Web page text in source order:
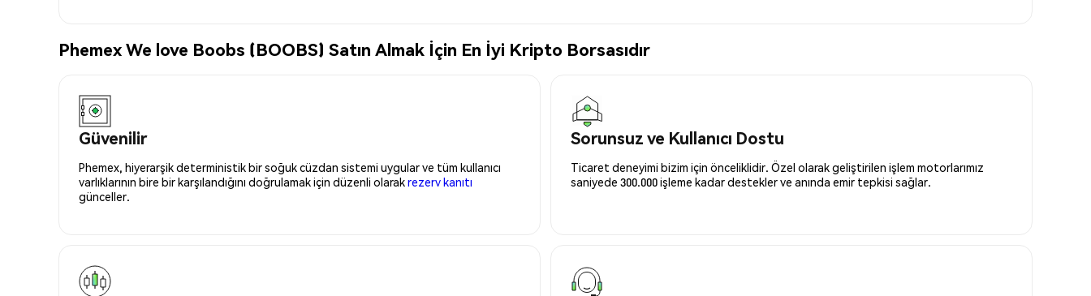
Phemex We love Boobs (BOOBS) Satın Almak İçin En İyi Kripto Borsasıdır
Güvenilir
Phemex, hiyerarşik deterministik bir soğuk cüzdan sistemi uygular ve tüm kullanıcı
varlıklarının bire bir karşılandığını doğrulamak için düzenli olarakrezerv kanıtı
günceller.
Sorunsuz ve Kullanıcı Dostu
Ticaret deneyimi bizim için önceliklidir. Özel olarak geliştirilen işlem motorlarımız
saniyede 300.000 işleme kadar destekler ve anında emir tepkisi sağlar.